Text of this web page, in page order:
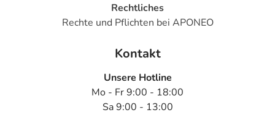
Rechtliches
Rechte und Pflichten bei APONEO
Kontakt
Unsere Hotline
Mo - Fr 9:00 - 18:00
Sa 9:00 - 13:00